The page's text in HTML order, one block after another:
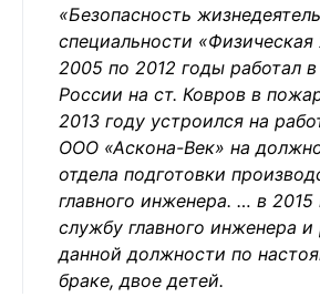
«Безопасность
специальности
2005 по 2012 годы
России на ст. Ковров в
2013 году устроился на
ООО «Аскона-Век» на
отдела подготовки
главного инженера. … в 2015
службу главного инженера и
данной должности по
браке, двое детей.